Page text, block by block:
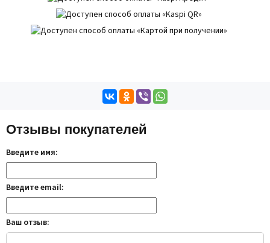
Отзывы покупателей
Введите имя:
Введите email:
Ваш отзыв: